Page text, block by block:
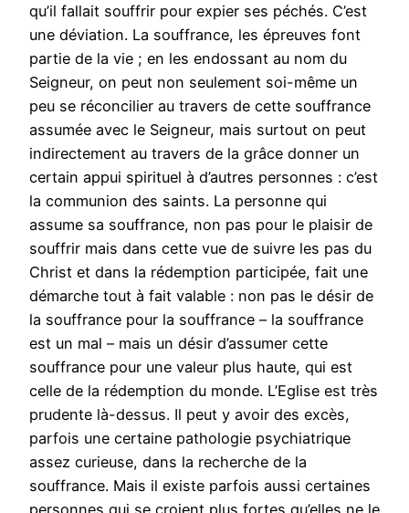
qu’il fallait souffrir pour expier ses péchés. C’est
une déviation. La souffrance, les épreuves font
partie de la vie ; en les endossant au nom du
Seigneur, on peut non seulement soi-même un
peu se réconcilier au travers de cette souffrance
assumée avec le Seigneur, mais surtout on peut
indirectement au travers de la grâce donner un
certain appui spirituel à d’autres personnes : c’est
la communion des saints. La personne qui
assume sa souffrance, non pas pour le plaisir de
souffrir mais dans cette vue de suivre les pas du
Christ et dans la rédemption participée, fait une
démarche tout à fait valable : non pas le désir de
la souffrance pour la souffrance – la souffrance
est un mal – mais un désir d’assumer cette
souffrance pour une valeur plus haute, qui est
celle de la rédemption du monde. L’Eglise est très
prudente là-dessus. Il peut y avoir des excès,
parfois une certaine pathologie psychiatrique
assez curieuse, dans la recherche de la
souffrance. Mais il existe parfois aussi certaines
personnes qui se croient plus fortes qu’elles ne le